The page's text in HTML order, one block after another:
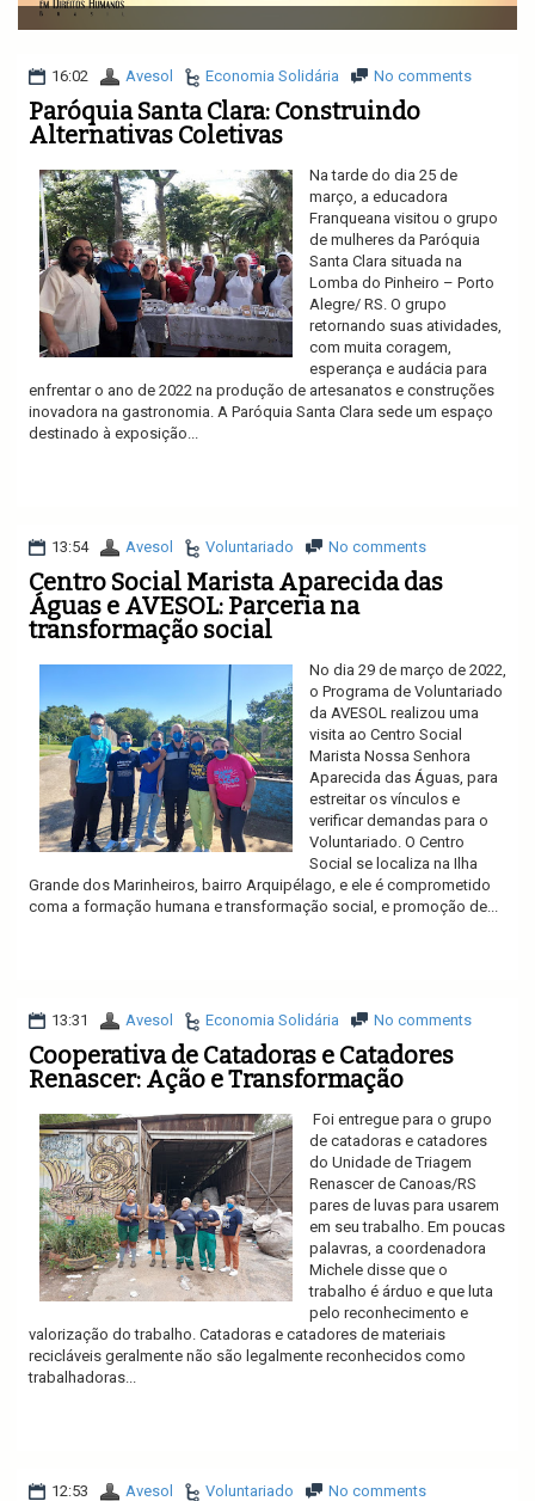
v
i
a
i
o
16:02 Avesol Economia Solidária No comments
Paróquia Santa Clara: Construindo
Alternativas Coletivas
Na tarde do dia 25 de
março, a educadora
Franqueana visitou o grupo
de mulheres da Paróquia
Santa Clara situada na
Lomba do Pinheiro – Porto
Alegre/ RS. O grupo
retornando suas atividades,
com muita coragem,
esperança e audácia para
enfrentar o ano de 2022 na produção de artesanatos e construções
inovadora na gastronomia. A Paróquia Santa Clara sede um espaço
destinado à exposição...
13:54 Avesol Voluntariado No comments
Centro Social Marista Aparecida das
Águas e AVESOL: Parceria na
transformação social
No dia 29 de março de 2022,
o Programa de Voluntariado
da AVESOL realizou uma
visita ao Centro Social
Marista Nossa Senhora
Aparecida das Águas, para
estreitar os vínculos e
verificar demandas para o
Voluntariado. O Centro
Social se localiza na Ilha
Grande dos Marinheiros, bairro Arquipélago, e ele é comprometido
coma a formação humana e transformação social, e promoção de...
13:31 Avesol Economia Solidária No comments
Cooperativa de Catadoras e Catadores
Renascer: Ação e Transformação
Foi entregue para o grupo
de catadoras e catadores
do Unidade de Triagem
Renascer de Canoas/RS
pares de luvas para usarem
em seu trabalho. Em poucas
palavras, a coordenadora
Michele disse que o
trabalho é árduo e que luta
pelo reconhecimento e
valorização do trabalho. Catadoras e catadores de materiais
recicláveis geralmente não são legalmente reconhecidos como
trabalhadoras...
12:53 Avesol Voluntariado No comments